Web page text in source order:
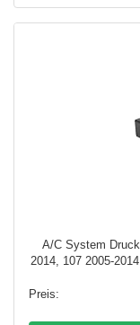
A/C System
2014, 107 2005-